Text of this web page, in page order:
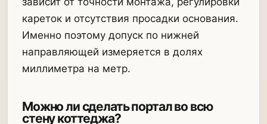
кареток и отсутствия просадки основания.
Именно поэтому допуск по нижней
направляющей измеряется в долях
миллиметра на метр.
Можно ли сделать портал во всю
стену коттеджа?